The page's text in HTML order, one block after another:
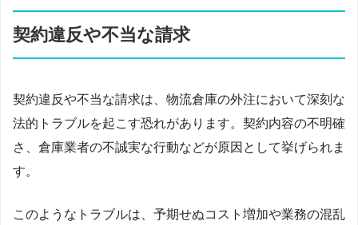
契約違反や不当な請求
契約違反や不当な請求は、物流倉庫の外注において深刻な
法的トラブルを起こす恐れがあります。契約内容の不明確
さ、倉庫業者の不誠実な行動などが原因として挙げられま
す。
このようなトラブルは、予期せぬコスト増加や業務の混乱